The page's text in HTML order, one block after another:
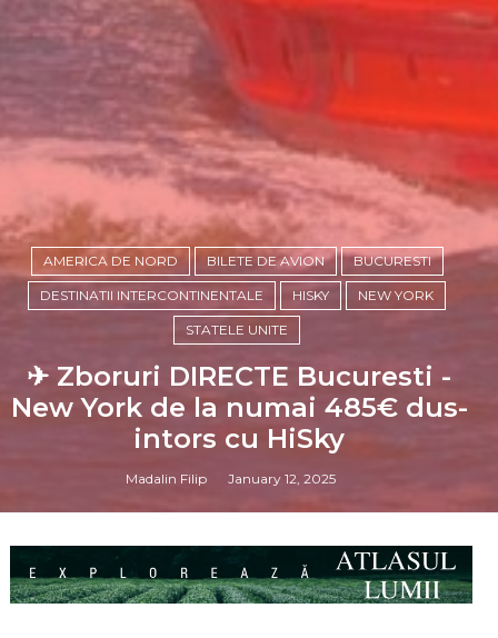
AMERICA DE NORD BILETE DE AVION BUCURESTI
DESTINATII INTERCONTINENTALE HISKY NEW YORK
STATELE UNITE
✈ Zboruri DIRECTE Bucuresti -
New York de la numai 485€ dus-
intors cu HiSky
Madalin Filip January 12, 2025